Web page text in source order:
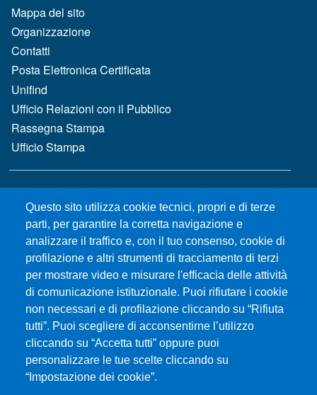
Questo sito utilizza cookie tecnici, propri e di terze
parti, per garantire la corretta navigazione e
analizzare il traffico e, con il tuo consenso, cookie di
profilazione e altri strumenti di tracciamento di terzi
per mostrare video e misurare l'efficacia delle attività
di comunicazione istituzionale. Puoi rifiutare i cookie
non necessari e di profilazione cliccando su “Rifiuta
tutti”. Puoi scegliere di acconsentirne l’utilizzo
cliccando su “Accetta tutti” oppure puoi
personalizzare le tue scelte cliccando su
“Impostazione dei cookie”.
MENÙ FOOTER 1
Mappa del sito
Organizzazione
Contatti
Posta Elettronica Certificata
Unifind
Ufficio Relazioni con il Pubblico
Rassegna Stampa
Ufficio Stampa
MENÙ FOOTER 2
Gare d'appalto
Albo online
CIAM - Servizi Informatici
Brand Identity
Elenco siti tematici
Servizi per Disabilità e DSA
Sostieni Unime
Performance - trasparenza